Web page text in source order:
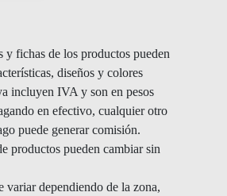
y fichas de los productos pueden
diseños y colores
incluyen IVA y son en pesos
en efectivo, cualquier otro
puede generar comisión.
productos pueden cambiar sin
variar dependiendo de la zona,